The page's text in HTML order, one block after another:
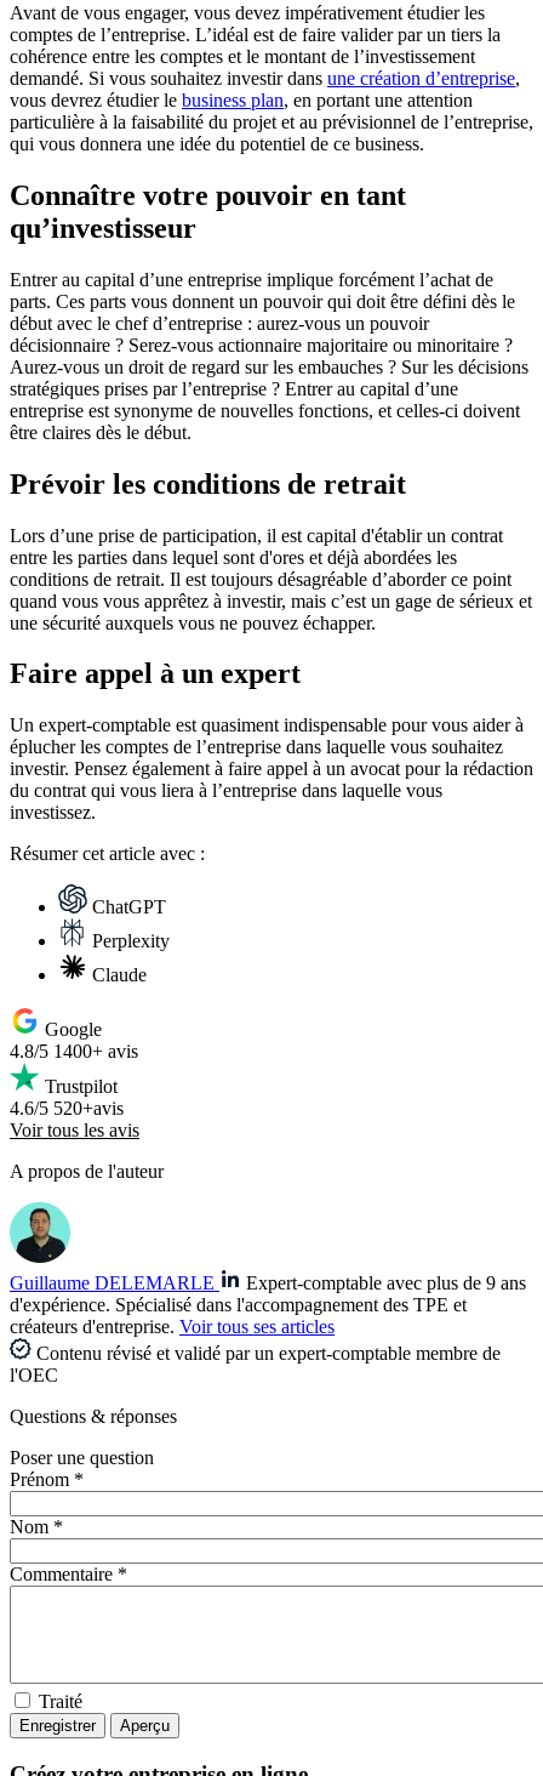
Avant de vous engager, vous devez impérativement étudier les
comptes de l’entreprise. L’idéal est de faire valider par un tiers la
cohérence entre les comptes et le montant de l’investissement
demandé. Si vous souhaitez investir dans une création d’entreprise,
vous devrez étudier le business plan, en portant une attention
particulière à la faisabilité du projet et au prévisionnel de l’entreprise,
qui vous donnera une idée du potentiel de ce business.
Connaître votre pouvoir en tant
qu’investisseur
Entrer au capital d’une entreprise implique forcément l’achat de
parts. Ces parts vous donnent un pouvoir qui doit être défini dès le
début avec le chef d’entreprise : aurez-vous un pouvoir
décisionnaire ? Serez-vous actionnaire majoritaire ou minoritaire ?
Aurez-vous un droit de regard sur les embauches ? Sur les décisions
stratégiques prises par l’entreprise ? Entrer au capital d’une
entreprise est synonyme de nouvelles fonctions, et celles-ci doivent
être claires dès le début.
Prévoir les conditions de retrait
Lors d’une prise de participation, il est capital d'établir un contrat
entre les parties dans lequel sont d'ores et déjà abordées les
conditions de retrait. Il est toujours désagréable d’aborder ce point
quand vous vous apprêtez à investir, mais c’est un gage de sérieux et
une sécurité auxquels vous ne pouvez échapper.
Faire appel à un expert
Un expert-comptable est quasiment indispensable pour vous aider à
éplucher les comptes de l’entreprise dans laquelle vous souhaitez
investir. Pensez également à faire appel à un avocat pour la rédaction
du contrat qui vous liera à l’entreprise dans laquelle vous
investissez.
Résumercet article avec :
ChatGPT
Perplexity
Claude
Google
4.8/5 1400+ avis
Trustpilot
4.6/5 520+avis
Voir tous les avis
A propos de l'auteur
Guillaume DELEMARLE
Expert-comptable avec plus de 9 ans
d'expérience. Spécialisé dans l'accompagnement des TPE et
créateurs d'entreprise. Voir tous ses articles
Contenu révisé et validé par un expert-comptable membre de
l'OEC
Questions & réponses
Poser une question
Prénom *
Nom *
Commentaire *
Traité